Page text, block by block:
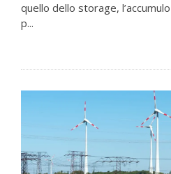
quello dello storage,
p...